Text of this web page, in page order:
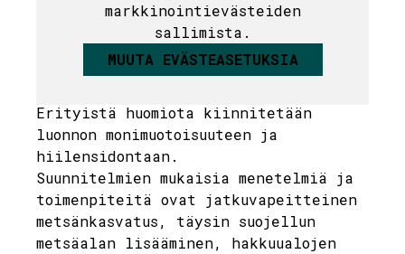
markkinointievästeiden
sallimista.
MUUTA EVÄSTEASETUKSIA
Söderlångvikin metsästrategia
määrittelee tilan metsänhoidolle
räätälöidyn mallin, jonka tavoitteena
Erityistä huomiota kiinnitetään
luonnon monimuotoisuuteen ja
hiilensidontaan.
Suunnitelmien mukaisia menetelmiä ja
toimenpiteitä ovat jatkuvapeitteinen
metsänkasvatus, täysin suojellun
metsäalan lisääminen, hakkuualojen